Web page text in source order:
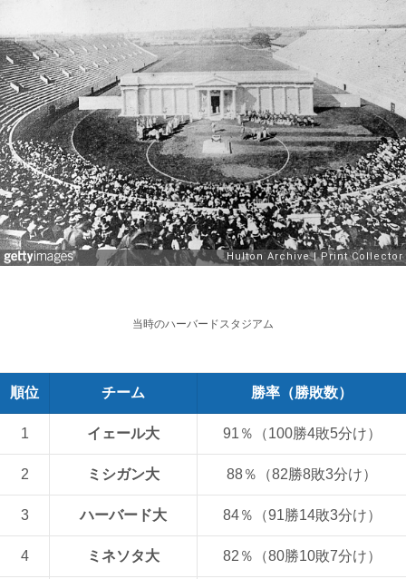
当時のハーバードスタジアム
順位 チーム 勝率（勝敗数）
1 イェール大 91％（100勝4敗5分け）
2 ミシガン大 88％（82勝8敗3分け）
3 ハーバード大 84％（91勝14敗3分け）
4 ミネソタ大 82％（80勝10敗7分け）